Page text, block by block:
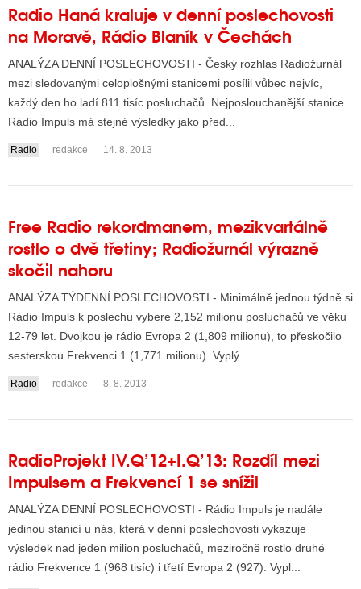
Radio Haná kraluje v denní poslechovosti
na Moravě, Rádio Blaník v Čechách
ANALÝZA DENNÍ POSLECHOVOSTI - Český rozhlas Radiožurnál
mezi sledovanými celoplošnými stanicemi posílil vůbec nejvíc,
každý den ho ladí 811 tisíc posluchačů. Nejposlouchanější stanice
Rádio Impuls má stejné výsledky jako před...
Radio redakce 14. 8. 2013
Free Radio rekordmanem, mezikvartálně
rostlo o dvě třetiny; Radiožurnál výrazně
skočil nahoru
ANALÝZA TÝDENNÍ POSLECHOVOSTI - Minimálně jednou týdně si
Rádio Impuls k poslechu vybere 2,152 milionu posluchačů ve věku
12-79 let. Dvojkou je rádio Evropa 2 (1,809 milionu), to přeskočilo
sesterskou Frekvenci 1 (1,771 milionu). Vyplý...
Radio redakce 8. 8. 2013
RadioProjekt IV.Q’12+I.Q’13: Rozdíl mezi
Impulsem a Frekvencí 1 se snížil
ANALÝZA DENNÍ POSLECHOVOSTI - Rádio Impuls je nadále
jedinou stanicí u nás, která v denní poslechovosti vykazuje
výsledek nad jeden milion posluchačů, meziročně rostlo druhé
rádio Frekvence 1 (968 tisíc) i třetí Evropa 2 (927). Vypl...